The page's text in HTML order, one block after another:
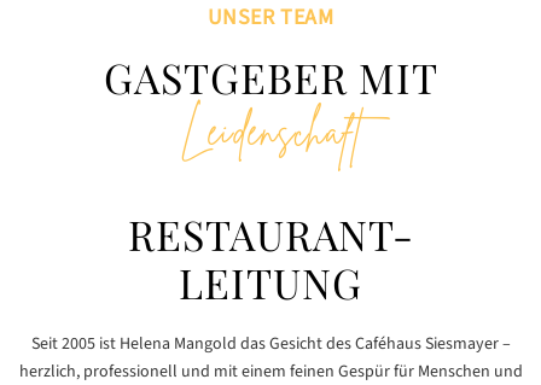
UNSER TEAM
GASTGEBER MIT
Leidenschaft
RESTAURANT-
LEITUNG
Seit 2005 ist Helena Mangold das Gesicht des Caféhaus Siesmayer –
herzlich, professionell und mit einem feinen Gespür für Menschen und